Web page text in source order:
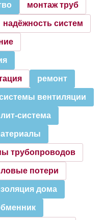
монтаж труб
надёжность систем
ремонт
вентиляции
система
трубопроводов
потери
дома